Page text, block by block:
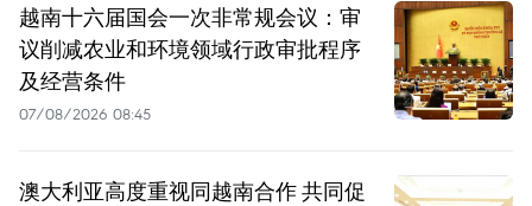
越南十六届国会一次非常规会议：审
议削减农业和环境领域行政审批程序
及经营条件
07/08/2026 08:45
澳大利亚高度重视同越南合作 共同促